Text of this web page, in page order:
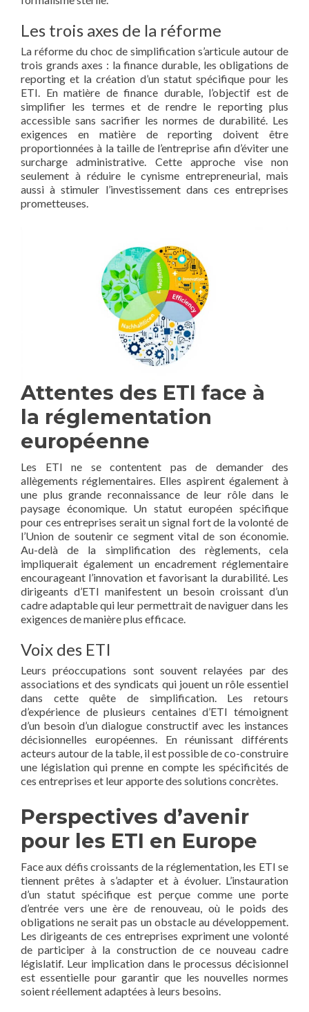
Les trois axes de la réforme
La réforme du choc de simplification s’articule autour de
trois grands axes : la finance durable, les obligations de
reporting et la création d’un statut spécifique pour les
ETI. En matière de finance durable, l’objectif est de
simplifier les termes et de rendre le reporting plus
accessible sans sacrifier les normes de durabilité. Les
exigences en matière de reporting doivent être
proportionnées à la taille de l’entreprise afin d’éviter une
surcharge administrative. Cette approche vise non
seulement à réduire le cynisme entrepreneurial, mais
aussi à stimuler l’investissement dans ces entreprises
prometteuses.
Attentes des ETI face à
la réglementation
européenne
Les ETI ne se contentent pas de demander des
allègements réglementaires. Elles aspirent également à
une plus grande reconnaissance de leur rôle dans le
paysage économique. Un statut européen spécifique
pour ces entreprises serait un signal fort de la volonté de
l’Union de soutenir ce segment vital de son économie.
Au-delà de la simplification des règlements, cela
impliquerait également un encadrement réglementaire
encourageant l’innovation et favorisant la durabilité. Les
dirigeants d’ETI manifestent un besoin croissant d’un
cadre adaptable qui leur permettrait de naviguer dans les
exigences de manière plus efficace.
Voix des ETI
Leurs préoccupations sont souvent relayées par des
associations et des syndicats qui jouent un rôle essentiel
dans cette quête de simplification. Les retours
d’expérience de plusieurs centaines d’ETI témoignent
d’un besoin d’un dialogue constructif avec les instances
décisionnelles européennes. En réunissant différents
acteurs autour de la table, il est possible de co-construire
une législation qui prenne en compte les spécificités de
ces entreprises et leur apporte des solutions concrètes.
Perspectives d’avenir
pour les ETI en Europe
Face aux défis croissants de la réglementation, les ETI se
tiennent prêtes à s’adapter et à évoluer. L’instauration
d’un statut spécifique est perçue comme une porte
d’entrée vers une ère de renouveau, où le poids des
obligations ne serait pas un obstacle au développement.
Les dirigeants de ces entreprises expriment une volonté
de participer à la construction de ce nouveau cadre
législatif. Leur implication dans le processus décisionnel
est essentielle pour garantir que les nouvelles normes
soient réellement adaptées à leurs besoins.